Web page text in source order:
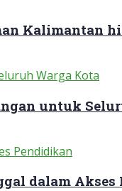
untuk
dalam Akses